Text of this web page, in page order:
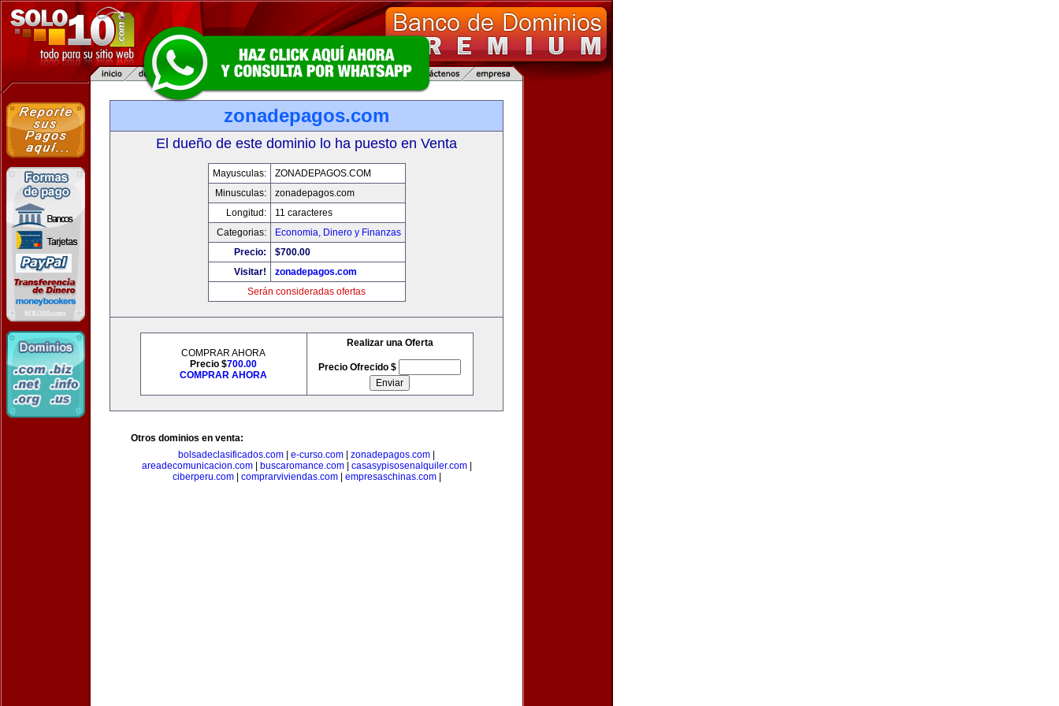
zonadepagos.com
El dueño de este dominio lo ha puesto en Venta
Mayusculas:
ZONADEPAGOS.COM
Minusculas:
zonadepagos.com
Longitud:
11 caracteres
Categorias:
Economia, Dinero y Finanzas
Precio:
$700.00
Visitar!
zonadepagos.com
Serán consideradas ofertas
COMPRAR AHORA
Precio $700.00
COMPRAR AHORA
Realizar una Oferta
Precio Ofrecido $
Otros dominios en venta:
bolsadeclasificados.com
e-curso.com zonadepagos.com
areadecomunicacion.com| buscaromance.com| casasypisosenalquiler.com|
ciberperu.com| comprarviviendas.com| empresaschinas.com|